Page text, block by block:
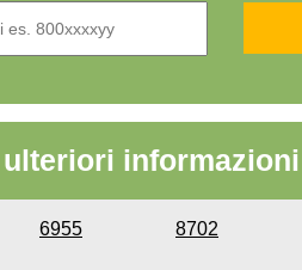
informazioni
6955 8702